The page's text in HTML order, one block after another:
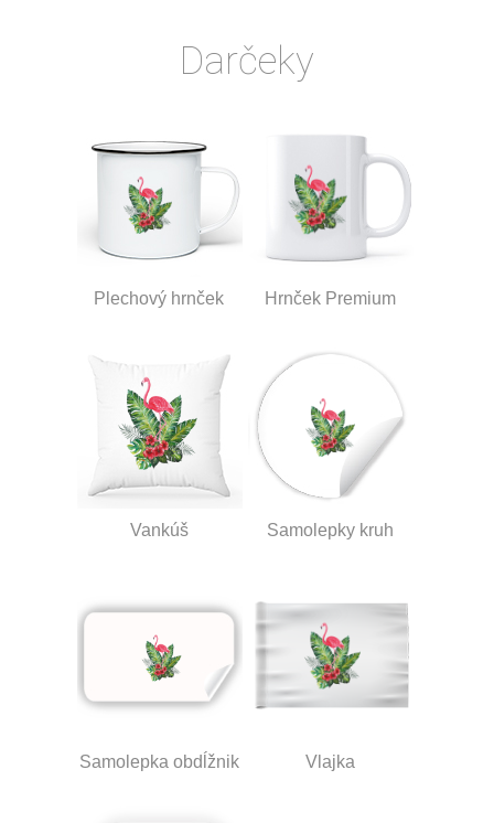
Darčeky
Plechový hrnček Hrnček Premium
Vankúš Samolepky kruh
Samolepka obdĺžnik Vlajka